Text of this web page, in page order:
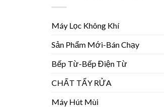
Máy Lọc Không Khí
Sản Phẩm Mới-Bán Chạy
Bếp Từ-Bếp Điện Từ
CHẤT TẨY RỬA
Máy Hút Mùi